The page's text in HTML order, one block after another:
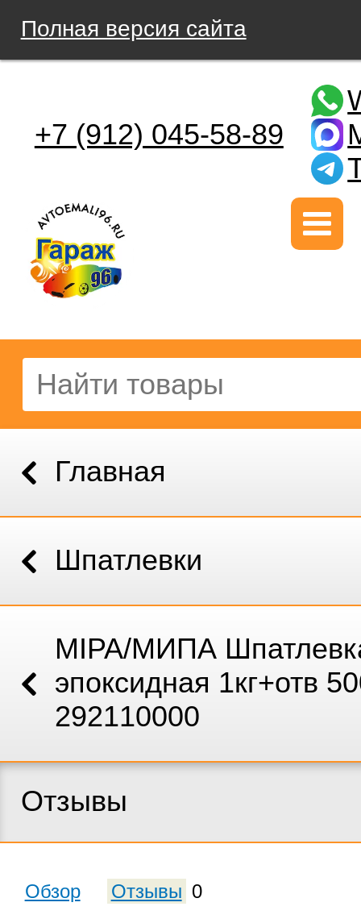
Полная версия сайта
+7 (912) 045-58-89
Главная
Шпатлевки
MIPA/МИПА
эпоксидная 1кг+отв
292110000
Отзывы
Обзор Отзывы 0